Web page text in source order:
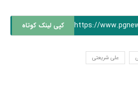
https:// کپی لینک کوتاه
علی شریعتی